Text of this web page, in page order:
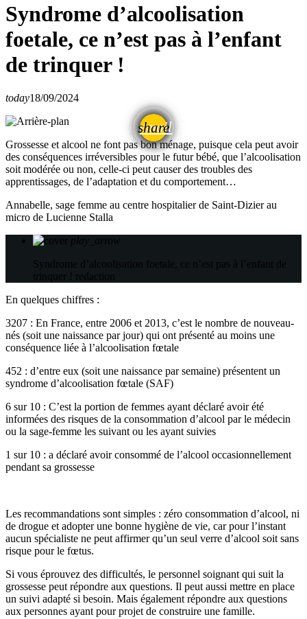
Syndrome d’alcoolisation
foetale, ce n’est pas à l’enfant
de trinquer !
today18/09/2024
share
email
Grossesse et alcool ne font pas bon ménage, puisque cela peut avoir
des conséquences irréversibles pour le futur bébé, que l’alcoolisation
soit modérée ou non, celle-ci peut causer des troubles des
apprentissages, de l’adaptation et du comportement…
Annabelle, sage femme au centre hospitalier de Saint-Dizier au
micro de Lucienne Stalla
play_arrow
Syndrome d’alcoolisation foetale, ce n’est pas à l’enfant de
trinquer !
redaction
En quelques chiffres :
3207 : En France, entre 2006 et 2013, c’est le nombre de nouveau-
nés (soit une naissance par jour) qui ont présenté au moins une
conséquence liée à l’alcoolisation fœtale
452 : d’entre eux (soit une naissance par semaine) présentent un
syndrome d’alcoolisation fœtale (SAF)
6 sur 10 : C’est la portion de femmes ayant déclaré avoir été
informées des risques de la consommation d’alcool par le médecin
ou la sage-femme les suivant ou les ayant suivies
1 sur 10 : a déclaré avoir consommé de l’alcool occasionnellement
pendant sa grossesse
Les recommandations sont simples : zéro consommation d’alcool, ni
de drogue et adopter une bonne hygiène de vie, car pour l’instant
aucun spécialiste ne peut affirmer qu’un seul verre d’alcool soit sans
risque pour le fœtus.
Si vous éprouvez des difficultés, le personnel soignant qui suit la
grossesse peut répondre aux questions. Il peut aussi mettre en place
un suivi adapté si besoin. Mais également répondre aux questions
aux personnes ayant pour projet de construire une famille.